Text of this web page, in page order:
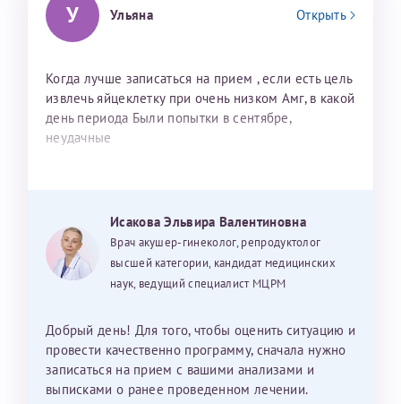
У Ульяна Открыть
Когда лучше записаться на прием , если есть цель
извлечь яйцеклетку при очень низком Амг, в какой
день периода Были попытки в сентябре,
неудачные
Исакова Эльвира Валентиновна
Врач акушер-гинеколог, репродуктолог
высшей категории, кандидат медицинских
наук, ведущий специалист МЦРМ
Добрый день! Для того, чтобы оценить ситуацию и
провести качественно программу, сначала нужно
записаться на прием с вашими анализами и
выписками о ранее проведенном лечении.